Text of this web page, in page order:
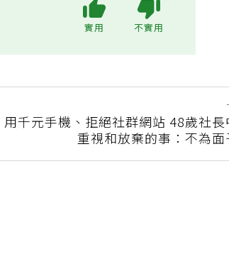
用千元手機、拒絕社群網站 48歲社長
重視和放棄的事：不為面